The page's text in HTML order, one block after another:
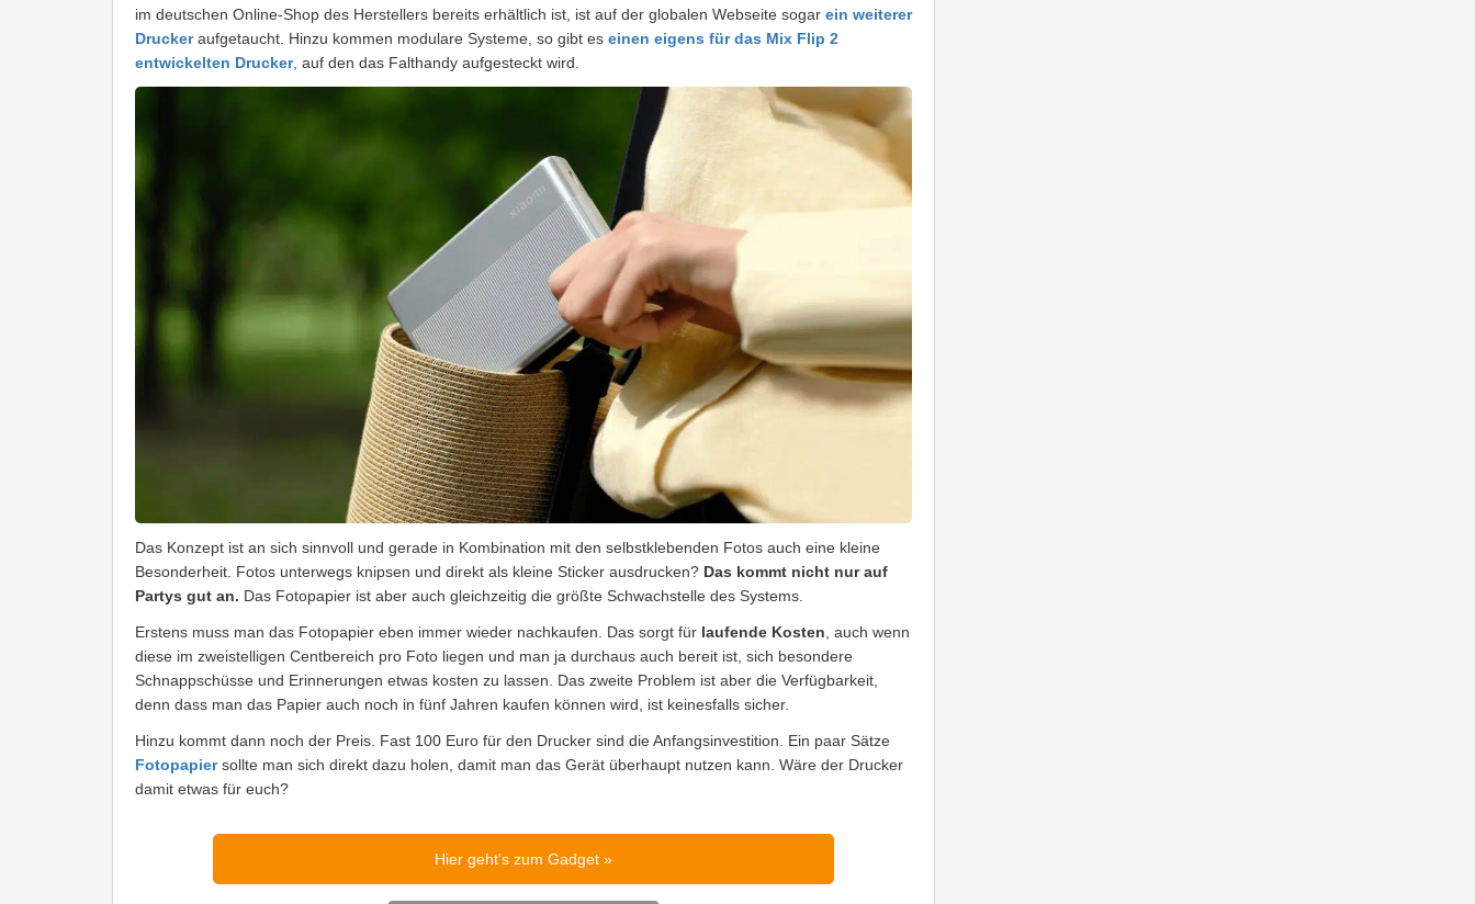
im deutschen Online-Shop des Herstellers bereits erhältlich ist, ist auf der globalen Webseite sogar ein weiterer
Druckeraufgetaucht. Hinzu kommen modulare Systeme, so gibt es einen eigens für das Mix Flip 2
entwickelten Drucker, auf den das Falthandy aufgesteckt wird.
Das Konzept ist an sich sinnvoll und gerade in Kombination mit den selbstklebenden Fotos auch eine kleine
Besonderheit. Fotos unterwegs knipsen und direkt als kleine Sticker ausdrucken? Das kommt nicht nur auf
Partys gut an. Das Fotopapier ist aber auch gleichzeitig die größte Schwachstelle des Systems.
Erstens muss man das Fotopapier eben immer wieder nachkaufen. Das sorgt für laufende Kosten , auch wenn
diese im zweistelligen Centbereich pro Foto liegen und man ja durchaus auch bereit ist, sich besondere
Schnappschüsse und Erinnerungen etwas kosten zu lassen. Das zweite Problem ist aber die Verfügbarkeit,
denn dass man das Papier auch noch in fünf Jahren kaufen können wird, ist keinesfalls sicher.
Hinzu kommt dann noch der Preis. Fast 100 Euro für den Drucker sind die Anfangsinvestition. Ein paar Sätze
Fotopapiersollte man sich direkt dazu holen, damit man das Gerät überhaupt nutzen kann. Wäre der Drucker
damit etwas für euch?
Hier geht's zum Gadget